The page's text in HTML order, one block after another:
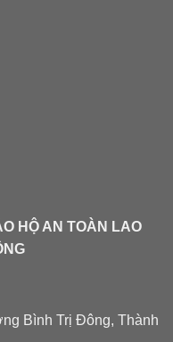
HỘ AN TOÀN LAO
Bình Trị Đông, Thành